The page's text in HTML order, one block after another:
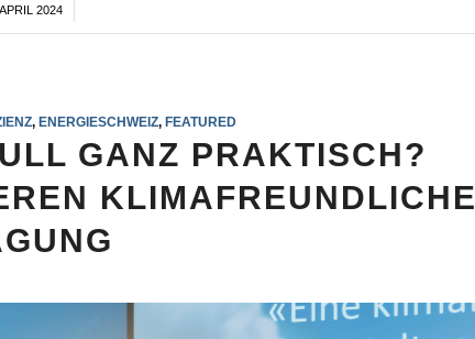
2024
/
, ENERGIESCHWEIZ, FEATURED
GANZ PRAKTISCH?
KLIMAFREUNDLICHE